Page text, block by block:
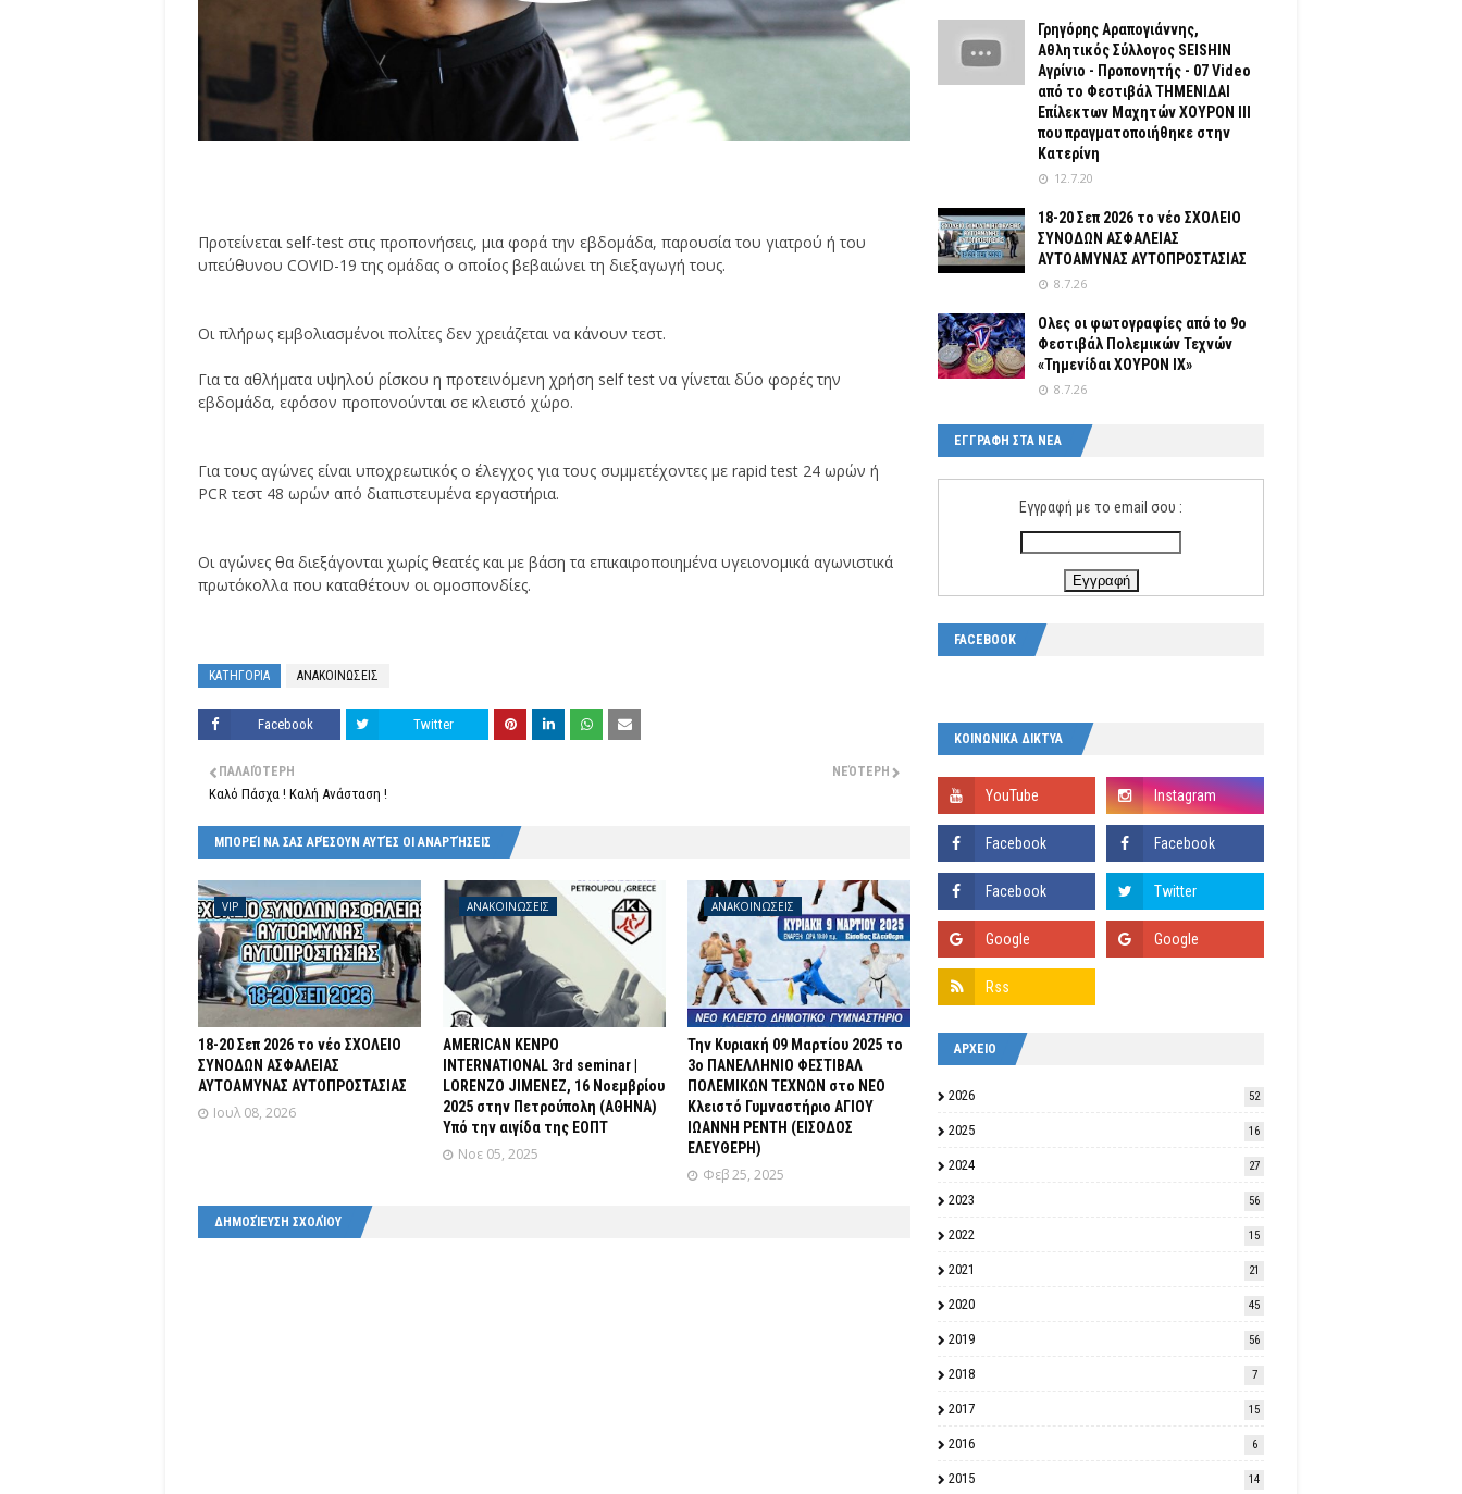
Προτείνεται self-test στις προπονήσεις, μια φορά την εβδομάδα, παρουσία του γιατρού ή του
υπεύθυνου COVID-19 της ομάδας ο οποίος βεβαιώνει τη διεξαγωγή τους.
Οι πλήρως εμβολιασμένοι πολίτες δεν χρειάζεται να κάνουν τεστ.
Για τα αθλήματα υψηλού ρίσκου η προτεινόμενη χρήση self test να γίνεται δύο φορές την
εβδομάδα, εφόσον προπονούνται σε κλειστό χώρο.
Για τους αγώνες είναι υποχρεωτικός ο έλεγχος για τους συμμετέχοντες με rapid test 24 ωρών ή
PCR τεστ 48 ωρών από διαπιστευμένα εργαστήρια.
Οι αγώνες θα διεξάγονται χωρίς θεατές και με βάση τα επικαιροποιημένα υγειονομικά αγωνιστικά
πρωτόκολλα που καταθέτουν οι ομοσπονδίες.
ΚΑΤΗΓΟΡΙΑ ΑΝΑΚΟΙΝΩΣΕΙΣ
Facebook Twitter
ΝΕΌΤΕΡΗ
ΠΑΛΑΙΌΤΕΡΗ
Καλό Πάσχα ! Καλή Ανάσταση !
ΜΠΟΡΕΊ ΝΑ ΣΑΣ ΑΡΈΣΟΥΝ ΑΥΤΈΣ ΟΙ ΑΝΑΡΤΉΣΕΙΣ
VIP
18-20 Σεπ 2026 το νέο ΣΧΟΛΕΙΟ
ΣΥΝΟΔΩΝ ΑΣΦΑΛΕΙΑΣ
ΑΥΤΟΑΜΥΝΑΣ ΑΥΤΟΠΡΟΣΤΑΣΙΑΣ
Ιουλ 08, 2026
ΑΝΑΚΟΙΝΩΣΕΙΣ
AMERICAN KENPO
INTERNATIONAL 3rd seminar |
LORENZO JIMENEZ, 16 Νοεμβρίου
2025 στην Πετρούπολη (ΑΘΗΝΑ)
Υπό την αιγίδα της ΕΟΠΤ
Νοε 05, 2025
ΑΝΑΚΟΙΝΩΣΕΙΣ
Την Κυριακή 09 Μαρτίου 2025 το
3ο ΠΑΝΕΛΛΗΝΙΟ ΦΕΣΤΙΒΑΛ
ΠΟΛΕΜΙΚΩΝ ΤΕΧΝΩΝ στο ΝΕΟ
Κλειστό Γυμναστήριο ΑΓΙΟΥ
ΙΩΑΝΝΗ ΡΕΝΤΗ (ΕΙΣΟΔΟΣ
ΕΛΕΥΘΕΡΗ)
Φεβ 25, 2025
ΔΗΜΟΣΊΕΥΣΗ ΣΧΟΛΊΟΥ
Γρηγόρης Αραπογιάννης,
Αθλητικός Σύλλογος SEISHIN
Αγρίνιο - Προπονητής - 07 Video
από το Φεστιβάλ ΤΗΜΕΝΙΔΑΙ
Επίλεκτων Μαχητών ΧΟΥΡΟΝ ΙΙΙ
που πραγματοποιήθηκε στην
Κατερίνη
12.7.20
18-20 Σεπ 2026 το νέο ΣΧΟΛΕΙΟ
ΣΥΝΟΔΩΝ ΑΣΦΑΛΕΙΑΣ
ΑΥΤΟΑΜΥΝΑΣ ΑΥΤΟΠΡΟΣΤΑΣΙΑΣ
8.7.26
Ολες οι φωτογραφίες από tο 9ο
Φεστιβάλ Πολεμικών Τεχνών
«Τημενίδαι ΧΟΥΡΟΝ ΙΧ»
8.7.26
ΕΓΓΡΑΦΗ ΣΤΑ ΝΕΑ
Εγγραφή με το email σου :
FACEBOOK
ΚΟΙΝΩΝΙΚΑ ΔΙΚΤΥΑ
ΑΡΧΕΙΟ
2026 52
2025 16
2024 27
2023 56
2022 15
2021 21
2020 45
2019 56
2018 7
2017 15
2016 6
2015 14